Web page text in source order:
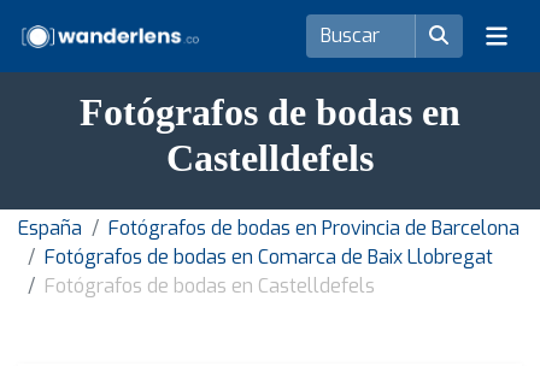
Fotógrafos de bodas en
Castelldefels
España
Fotógrafos de bodas en Provincia de Barcelona
Fotógrafos de bodas en Comarca de Baix Llobregat
Fotógrafos de bodas en Castelldefels